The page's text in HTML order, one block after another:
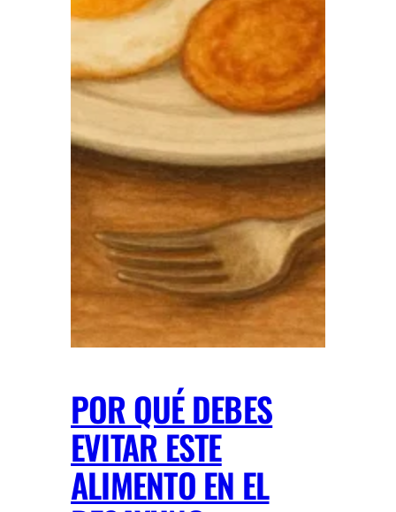
POR QUÉ DEBES
EVITAR ESTE
ALIMENTO EN EL